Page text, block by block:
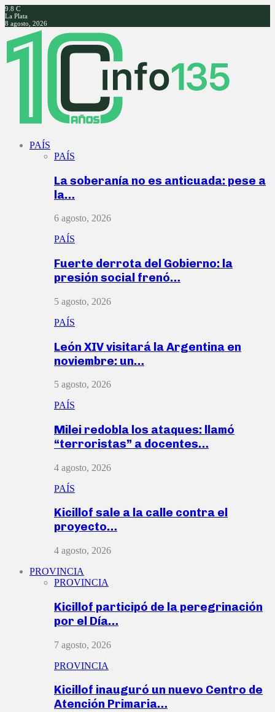
9.8 C
La Plata
8 agosto, 2026
Facebook
Twitter
Instagram
Youtube
PAÍS
PAÍS
La soberanía no es anticuada: pese a
la…
6 agosto, 2026
PAÍS
Fuerte derrota del Gobierno: la
presión social frenó…
5 agosto, 2026
PAÍS
León XIV visitará la Argentina en
noviembre: un…
5 agosto, 2026
PAÍS
Milei redobla los ataques: llamó
“terroristas” a docentes…
4 agosto, 2026
PAÍS
Kicillof sale a la calle contra el
proyecto…
4 agosto, 2026
PROVINCIA
PROVINCIA
Kicillof participó de la peregrinación
por el Día…
7 agosto, 2026
PROVINCIA
Kicillof inauguró un nuevo Centro de
Atención Primaria…